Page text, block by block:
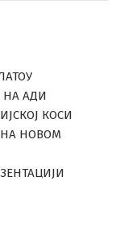
НА АДИ
КОСИ
НА НОВОМ